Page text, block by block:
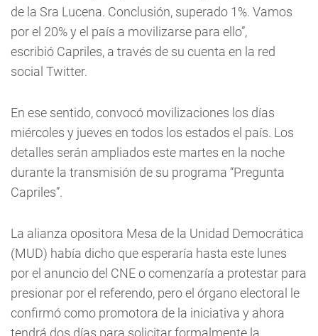
de la Sra Lucena. Conclusión, superado 1%. Vamos
por el 20% y el país a movilizarse para ello”,
escribió Capriles, a través de su cuenta en la red
social Twitter.
En ese sentido, convocó movilizaciones los días
miércoles y jueves en todos los estados el país. Los
detalles serán ampliados este martes en la noche
durante la transmisión de su programa “Pregunta
Capriles”.
La alianza opositora Mesa de la Unidad Democrática
(MUD) había dicho que esperaría hasta este lunes
por el anuncio del CNE o comenzaría a protestar para
presionar por el referendo, pero el órgano electoral le
confirmó como promotora de la iniciativa y ahora
tendrá dos días para solicitar formalmente la